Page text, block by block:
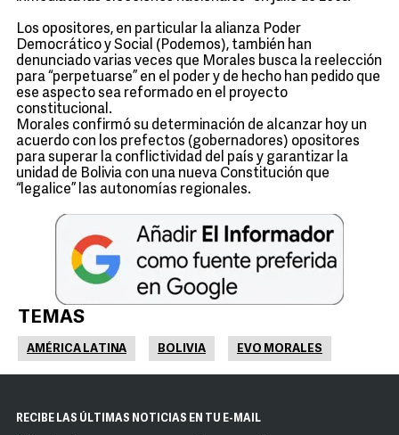
Los opositores, en particular la alianza Poder
Democrático y Social (Podemos), también han
denunciado varias veces que Morales busca la reelección
para “perpetuarse” en el poder y de hecho han pedido que
ese aspecto sea reformado en el proyecto
constitucional.
Morales confirmó su determinación de alcanzar hoy un
acuerdo con los prefectos (gobernadores) opositores
para superar la conflictividad del país y garantizar la
unidad de Bolivia con una nueva Constitución que
“legalice” las autonomías regionales.
TEMAS
AMÉRICA LATINA BOLIVIA EVO MORALES
RECIBE LAS ÚLTIMAS NOTICIAS EN TU E-MAIL